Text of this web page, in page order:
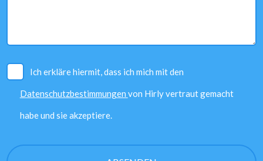
Ich erkläre hiermit, dass ich mich mit den
Datenschutzbestimmungen von Hirly vertraut gemacht
habe und sie akzeptiere.